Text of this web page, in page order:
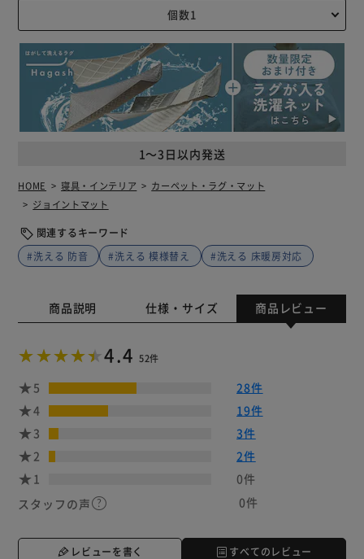
1～3日以内発送
HOME 寝具・インテリア
カーペット・ラグ・マット
ジョイントマット
関連するキーワード
#洗える 防音
#洗える 模様替え #洗える 床暖房対応
商品説明 仕様・サイズ 商品レビュー
4.4 52件
5
28件
4
19件
3
3件
2
2件
1
0件
スタッフの声
0件
レビューを書く すべてのレビュー